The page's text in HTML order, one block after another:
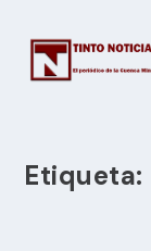
Etiqueta: